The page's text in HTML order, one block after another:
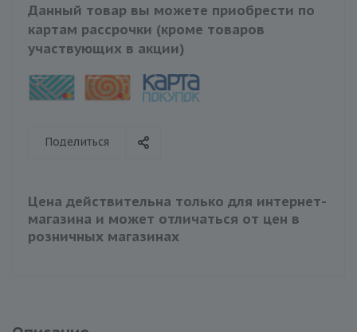
Данный товар вы можете приобрести по
картам рассрочки (кроме товаров
участвующих в акции)
Поделиться
Цена действительна только для интернет-
магазина и может отличаться от цен в
розничных магазинах